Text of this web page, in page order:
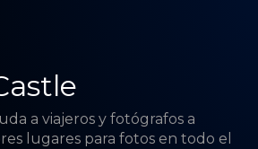
a viajeros y fotógrafos a
lugares para fotos en todo el